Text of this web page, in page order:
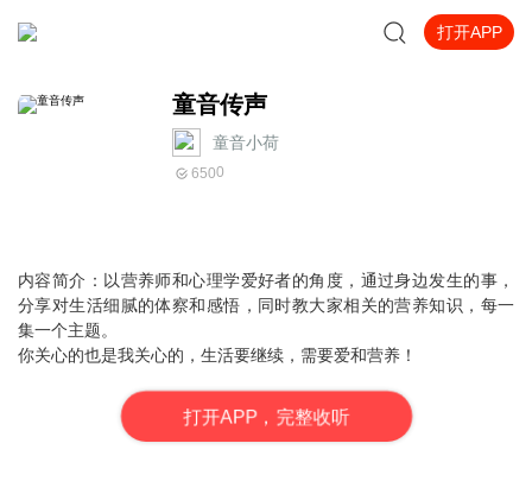
打开APP
童音传声
童音小荷
6500
内容简介：以营养师和心理学爱好者的角度，通过身边发生的事，
分享对生活细腻的体察和感悟，同时教大家相关的营养知识，每一
集一个主题。
你关心的也是我关心的，生活要继续，需要爱和营养！
打开APP，完整收听